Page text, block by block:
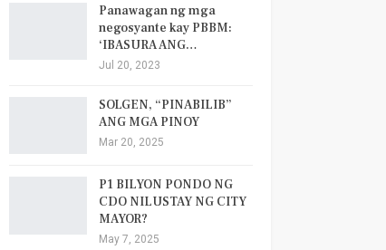
Panawagan ng mga
negosyante kay PBBM:
‘IBASURA ANG…
Jul 20, 2023
SOLGEN, “PINABILIB”
ANG MGA PINOY
Mar 20, 2025
P1 BILYON PONDO NG
CDO NILUSTAY NG CITY
MAYOR?
May 7, 2025